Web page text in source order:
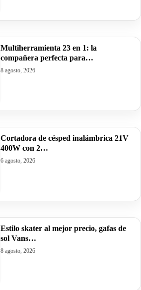
Multiherramienta 23 en 1: la
compañera perfecta para…
8 agosto, 2026
Cortadora de césped inalámbrica 21V
400W con 2…
6 agosto, 2026
Estilo skater al mejor precio, gafas de
sol Vans…
8 agosto, 2026